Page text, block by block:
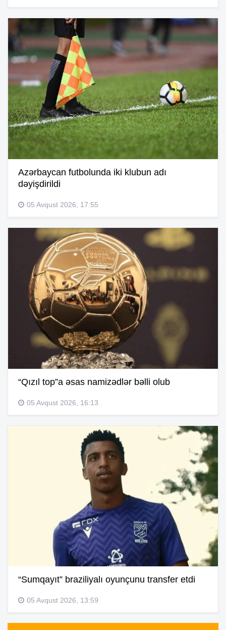
Azərbaycan futbolunda iki klubun adı
dəyişdirildi
05 Avqust 2026, 17:55
“Qızıl top”a əsas namizədlər bəlli olub
05 Avqust 2026, 16:13
“Sumqayıt” braziliyalı oyunçunu transfer etdi
05 Avqust 2026, 13:59